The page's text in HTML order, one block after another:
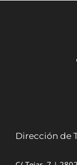
Dirección de